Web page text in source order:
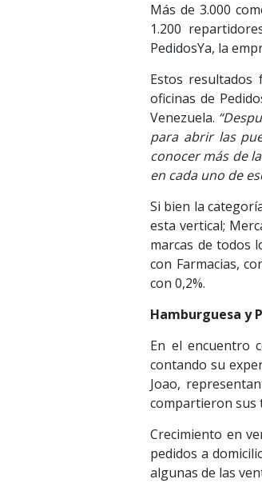
Más de 3.000
1.200
PedidosYa, la
Estos resultados
oficinas de
Venezuela.
para abrir las
conocer más de
en cada uno de
Si bien la
esta vertical;
marcas de todos
con Farmacias,
con 0,2%.
Hamburguesa y
En el encuentro
contando su
Joao,
compartieron sus
Crecimiento en
pedidos a
algunas de las